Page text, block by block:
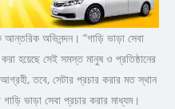
আন্তরিক অভিনন্দন। “গাড়ি ভাড়া সেবা
হয়েছে সেই সমস্ত মানুষ ও প্রতিষ্ঠানের
তবে, সেটার প্রচার করার মত স্থান
ভাড়া সেবা প্রচার করার মাধ্যম।